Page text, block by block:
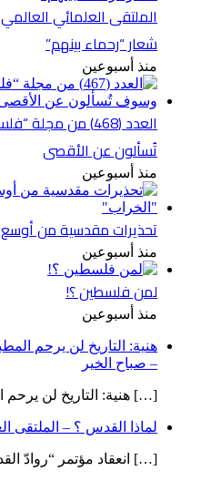
الملتقى العلمائي
شعار “رحماء بينهم”
منذ أسبوعين
العدد (468) من
تُسألون عن الأقصى
منذ أسبوعين
تحذيرات مقدسية من أوسع
منذ أسبوعين
لمن فلسطين ؟!
منذ أسبوعين
هنية: التاريخ لن يرحم
– صباح الخير
[…] هنية: التاريخ لن
لماذا القدس ؟ – الملتقى
[…] انعقاد مؤتمر “روادّ